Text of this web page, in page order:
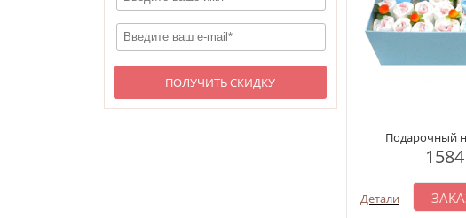
ПОЛУЧИТЬ СКИДКУ
Подарочный
1584
Детали